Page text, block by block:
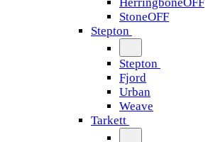
StoneOFF
Stepton
Stepton
Fjord
Urban
Weave
Tarkett